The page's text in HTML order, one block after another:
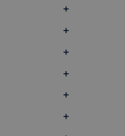
+
+
+
+
+
+